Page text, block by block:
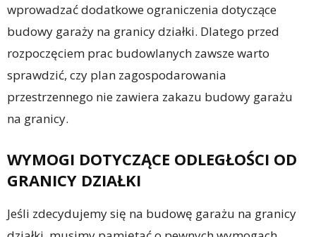
wprowadzać dodatkowe ograniczenia dotyczące
budowy garaży na granicy działki. Dlatego przed
rozpoczęciem prac budowlanych zawsze warto
sprawdzić, czy plan zagospodarowania
przestrzennego nie zawiera zakazu budowy garażu
na granicy.
WYMOGI DOTYCZĄCE ODLEGŁOŚCI OD
GRANICY DZIAŁKI
Jeśli zdecydujemy się na budowę garażu na granicy